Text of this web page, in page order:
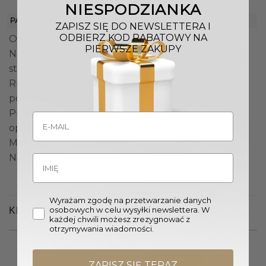
PARAMETRY
Oprawa żarówki: E27
Nakładka mocująca oprawę żarówki: Wykonana ze
stali nierdzewnej
Rurka prowadząca przewód zasilający wewnątrz
podstawy: Wykonana ze stali nierdzewnej
Przewód zasilający + włącznik + wtyczka: Czarny
oplot
Maksymalna moc żarówki żarowej: 60W
Napięcie: 220-240V
KLIENCI OGLĄDALI RÓWNIEŻ
NIESPODZIANKA
ZAPISZ SIĘ DO NEWSLETTERA I
ODBIERZ KOD RABATOWY NA
PIERWSZE ZAKUPY
Wyrażam zgodę na przetwarzanie danych
osobowych w celu wysyłki newslettera. W
każdej chwili możesz zrezygnować z
otrzymywania wiadomości.